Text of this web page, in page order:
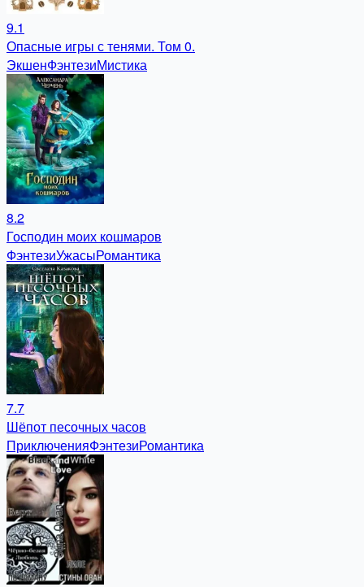
9.1
Опасные игры с тенями. Том 0.
ЭкшенФэнтезиМистика
8.2
Господин моих кошмаров
ФэнтезиУжасыРомантика
7.7
Шёпот песочных часов
ПриключенияФэнтезиРомантика